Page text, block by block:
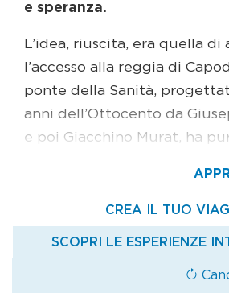
e speranza.
L’idea, riuscita, era quella di
l’accesso alla reggia di
ponte della Sanità,
anni dell’Ottocento da
e poi Giacchino Murat, ha
una periferia al centro della
per anni, ne parlano i fatti di
scrigno di bellezze. Sotto